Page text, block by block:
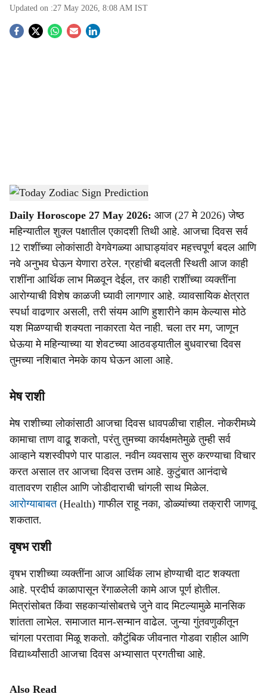
Updated on :27 May 2026, 8:08 AM IST
S
a
r
e
Horoscope 27 May 2026 -Dainik Gomantak
Daily Horoscope 27 May 2026: आज (27 मे 2026) जेष्ठ
महिन्यातील शुक्ल पक्षातील एकादशी तिथी आहे. आजचा दिवस सर्व
12 राशींच्या लोकांसाठी वेगवेगळ्या आघाड्यांवर महत्त्वपूर्ण बदल आणि
नवे अनुभव घेऊन येणारा ठरेल. ग्रहांची बदलती स्थिती आज काही
राशींना आर्थिक लाभ मिळवून देईल, तर काही राशींच्या व्यक्तींना
आरोग्याची विशेष काळजी घ्यावी लागणार आहे. व्यावसायिक क्षेत्रात
स्पर्धा वाढणार असली, तरी संयम आणि हुशारीने काम केल्यास मोठे
यश मिळण्याची शक्यता नाकारता येत नाही. चला तर मग, जाणून
घेऊया मे महिन्याच्या या शेवटच्या आठवड्यातील बुधवारचा दिवस
तुमच्या नशिबात नेमके काय घेऊन आला आहे.
मेष राशी
मेष राशीच्या लोकांसाठी आजचा दिवस धावपळीचा राहील. नोकरीमध्ये
कामाचा ताण वाढू शकतो, परंतु तुमच्या कार्यक्षमतेमुळे तुम्ही सर्व
आव्हाने यशस्वीपणे पार पाडाल. नवीन व्यवसाय सुरु करण्याचा विचार
करत असाल तर आजचा दिवस उत्तम आहे. कुटुंबात आनंदाचे
वातावरण राहील आणि जोडीदाराची चांगली साथ मिळेल.
आरोग्याबाबत(Health) गाफील राहू नका, डोळ्यांच्या तक्रारी जाणवू
शकतात.
वृषभ राशी
वृषभ राशीच्या व्यक्तींना आज आर्थिक लाभ होण्याची दाट शक्यता
आहे. प्रदीर्घ काळापासून रेंगाळलेली कामे आज पूर्ण होतील.
मित्रांसोबत किंवा सहकाऱ्यांसोबतचे जुने वाद मिटल्यामुळे मानसिक
शांतता लाभेल. समाजात मान-सन्मान वाढेल. जुन्या गुंतवणुकीतून
चांगला परतावा मिळू शकतो. कौटुंबिक जीवनात गोडवा राहील आणि
विद्यार्थ्यांसाठी आजचा दिवस अभ्यासात प्रगतीचा आहे.
Also Read